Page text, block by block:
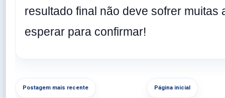
resultado final não deve sofrer muitas
esperar para confirmar!
Postagem mais recente Página inicial